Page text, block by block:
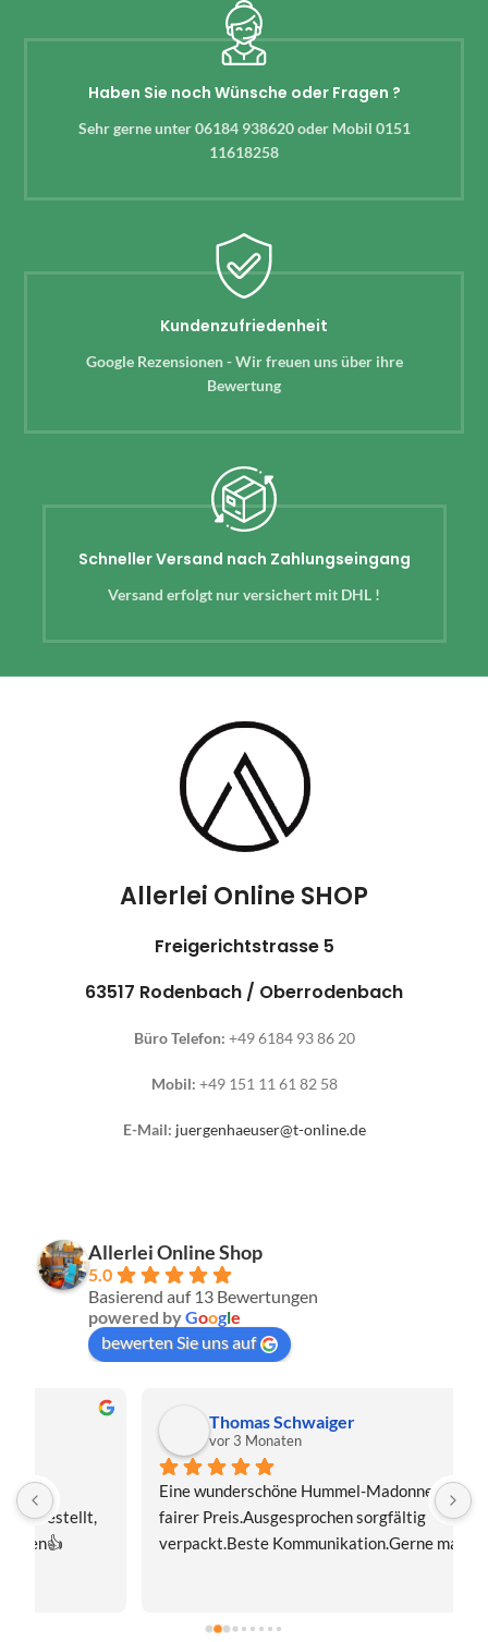
Haben Sie noch Wünsche oder Fragen ?
Sehr gerne unter 06184 938620 oder Mobil 0151
11618258
Kundenzufriedenheit
Google Rezensionen - Wir freuen uns über ihre
Bewertung
Schneller Versand nach Zahlungseingang
Versand erfolgt nur versichert mit DHL !
Allerlei Online SHOP
Freigerichtstrasse 5
63517 Rodenbach / Oberrodenbach
Büro Telefon: +49 6184 93 86 20
Mobil: +49 151 11 61 82 58
E-Mail: juergenhaeuser@t-online.de
Allerlei Online Shop
5.0
Basierend auf 13 Bewertungen
powered byGoogle
bewerten Sie uns auf
Thomas Schwaiger
vor 3 Monaten
Eine wunderschöne Hummel-Madonnenfigur.Sehr
fairer Preis.Ausgesprochen sorgfältig
verpackt.Beste Kommunikation.Gerne mal wieder!